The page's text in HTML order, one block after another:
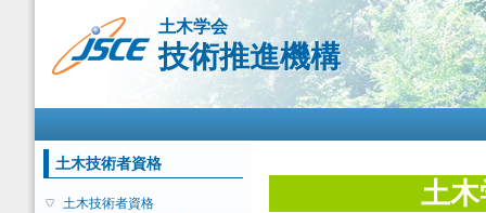
メ
イ
ン
コ
ン
に
移
土木学会
技術推進機構
土木技術者資格
土木技術者資格
土